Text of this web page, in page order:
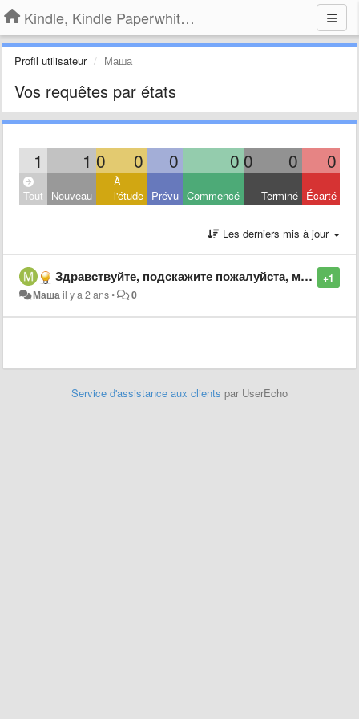
Kindle, Kindle Paperwhite, Kindle Voyage
Profil utilisateur Маша
Vos requêtes par états
1 1 0 0 0 0 0 0 0
Tout Nouveau
À
l'étude Prévu Commencé Terminé Écarté
Les derniers mis à jour
+1
Здравствуйте, подскажите пожалуйста, может вы сталкивались с такой проблемой. Не могу зарегистрировать kindle. При регистрации почты пишет "введенные вами данные не соответствуют учетной записи amazon" хотя все данные ввожу верно (пароль и почту) не знаю
Машаil y a 2 ans• 0
Service d'assistance aux clients par UserEcho